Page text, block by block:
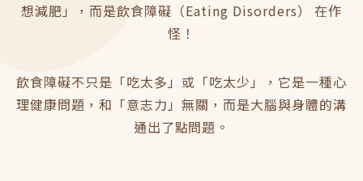
想減肥」，而是飲食障礙（Eating Disorders） 在作
怪！
飲食障礙不只是「吃太多」或「吃太少」，它是一種心
理健康問題，和「意志力」無關，而是大腦與身體的溝
通出了點問題。